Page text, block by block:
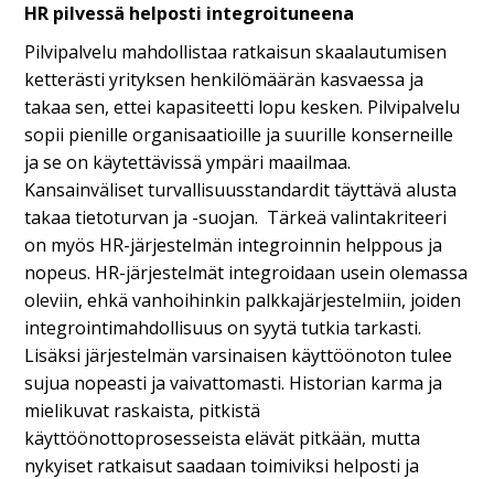
HR pilvessä helposti integroituneena
Pilvipalvelu mahdollistaa ratkaisun skaalautumisen
ketterästi yrityksen henkilömäärän kasvaessa ja
takaa sen, ettei kapasiteetti lopu kesken. Pilvipalvelu
sopii pienille organisaatioille ja suurille konserneille
ja se on käytettävissä ympäri maailmaa.
Kansainväliset turvallisuusstandardit täyttävä alusta
takaa tietoturvan ja -suojan. Tärkeä valintakriteeri
on myös HR-järjestelmän integroinnin helppous ja
nopeus. HR-järjestelmät integroidaan usein olemassa
oleviin, ehkä vanhoihinkin palkkajärjestelmiin, joiden
integrointimahdollisuus on syytä tutkia tarkasti.
Lisäksi järjestelmän varsinaisen käyttöönoton tulee
sujua nopeasti ja vaivattomasti. Historian karma ja
mielikuvat raskaista, pitkistä
käyttöönottoprosesseista elävät pitkään, mutta
nykyiset ratkaisut saadaan toimiviksi helposti ja